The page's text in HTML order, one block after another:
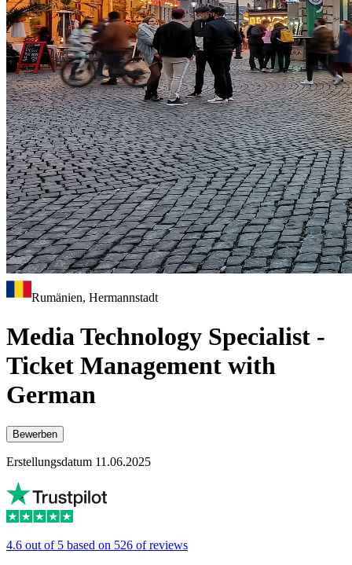
Rumänien, Hermannstadt
Media Technology Specialist -
Ticket Management with
German
Bewerben
Erstellungsdatum 11.06.2025
4.6 out of 5 based on 526 of reviews